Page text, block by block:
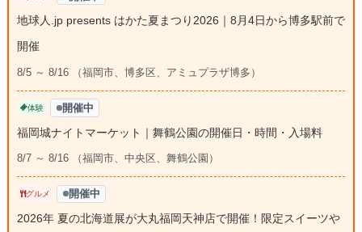
地球人.jp presents はかた夏まつり2026｜8月4日から博多駅前で
開催
8/5 ～ 8/16 （福岡市、博多区、アミュプラザ博多）
体験 開催中
福岡城ナイトマーケット｜舞鶴公園の開催日・時間・入場料
8/7 ～ 8/16 （福岡市、中央区、舞鶴公園）
グルメ 開催中
2026年 夏の北海道展が大丸福岡天神店で開催！限定スイーツや